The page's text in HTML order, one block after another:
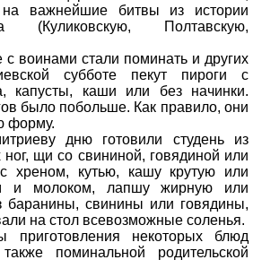
важнейшие битвы из истории
(Куликовскую, Полтавскую,
с воинами стали поминать и других
субботе пекут пироги с
капусты, каши или без начинки.
было побольше. Как правило, они
форму.
дню готовили студень из
щи со свининой, говядиной или
хреном, кутью, кашу крутую или
и молоком, лапшу жирную или
баранины, свинины или говядины,
на стол всевозможные соленья.
приготовления некоторых блюд
поминальной родительской